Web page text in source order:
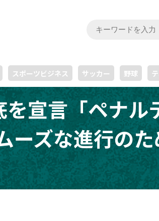
スポーツビジネス サッカー 野球
宣言「ペナル
ズな進行のた